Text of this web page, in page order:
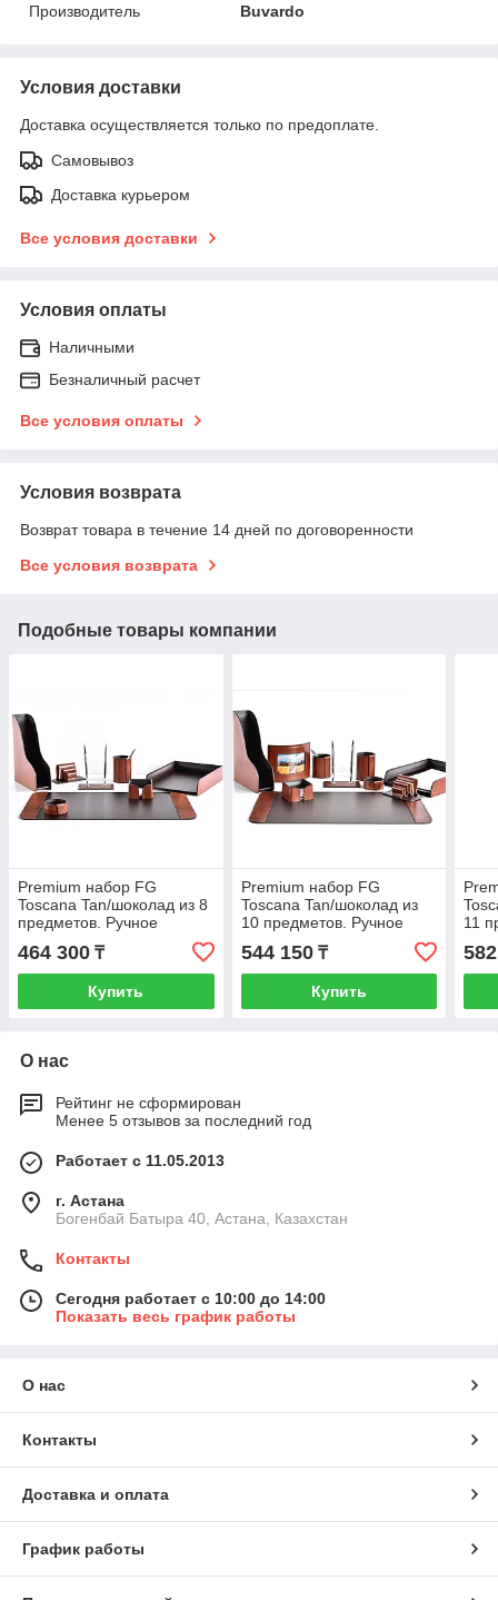
Производитель
Buvardo
Условия доставки
Доставка осуществляется только по предоплате.
Самовывоз
Доставка курьером
Все условия доставки
Условия оплаты
Наличными
Безналичный расчет
Все условия оплаты
Условия возврата
Возврат товара в течение 14 дней по договоренности
Все условия возврата
Подобные товары компании
Premium набор FG
Toscana Tan/шоколад из 8
предметов. Ручное
изготовление руками
мастеров BUVARDO
464 300 ₸
Купить
Premium набор FG
Toscana Tan/шоколад из
10 предметов. Ручное
изготовление руками
мастеров BUVARDO
544 150₸
Купить
11
О нас
Рейтинг не сформирован
Менее 5 отзывов за последний год
Работает с 11.05.2013
г. Астана
Богенбай Батыра 40, Астана, Казахстан
Контакты
Сегодня работает с 10:00 до 14:00
Показать весь график работы
О нас
Контакты
Доставка и оплата
График работы